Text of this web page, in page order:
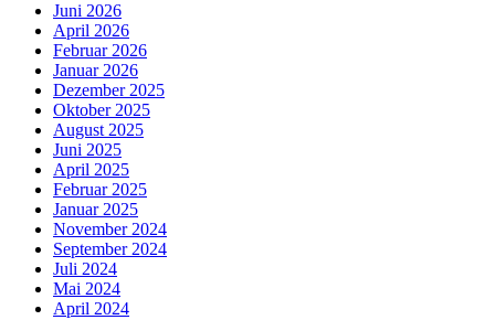
Juni 2026
April 2026
Februar 2026
Januar 2026
Dezember 2025
Oktober 2025
August 2025
Juni 2025
April 2025
Februar 2025
Januar 2025
November 2024
September 2024
Juli 2024
Mai 2024
April 2024